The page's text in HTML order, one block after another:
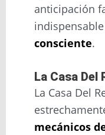
anticipación
consciente.
La Casa Del
La Casa Del
mecánicos